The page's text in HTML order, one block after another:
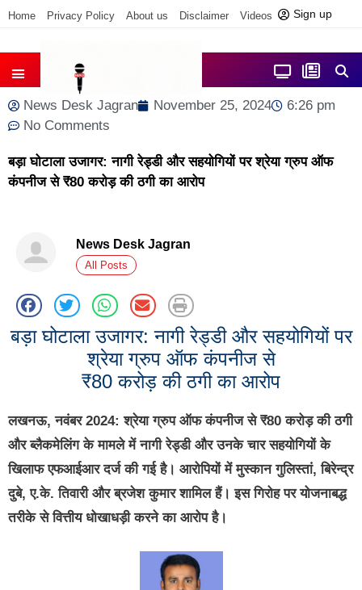
Home Privacy Policy About us Disclaimer Videos Contact us
Sign up
News Desk Jagran November 25, 2024
6:26 pm
No Comments
बड़ा घोटाला उजागर: नागी रेड्डी और सहयोगियों पर श्रेया ग्रुप ऑफ
कंपनीज से ₹80 करोड़ की ठगी का आरोप
News Desk Jagran
All Posts
बड़ा घोटाला उजागर: नागी रेड्डी और सहयोगियों पर
श्रेया ग्रुप ऑफ कंपनीज से
₹80 करोड़ की ठगी का आरोप
लखनऊ, नवंबर 2024: श्रेया ग्रुप ऑफ कंपनीज से ₹80 करोड़ की ठगी
और ब्लैकमेलिंग के मामले में नागी रेड्डी और उनके चार सहयोगियों के
खिलाफ एफआईआर दर्ज की गई है। आरोपियों में मुस्कान गुलिस्तां, बिरेन्द्र
दुबे, ए.के. तिवारी और ब्रजेश कुमार शामिल हैं। इस गिरोह पर योजनाबद्ध
तरीके से वित्तीय धोखाधड़ी करने का आरोप है।